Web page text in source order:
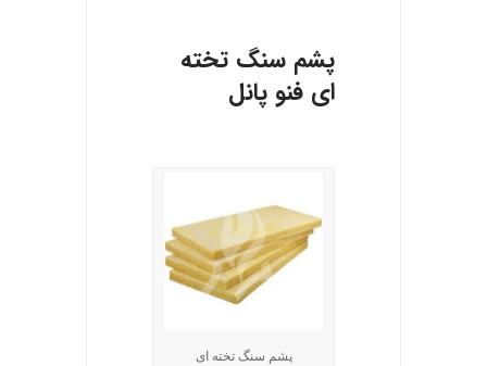
پشم سنگ تخته
ای فنو پانل
پشم سنگ تخته ای